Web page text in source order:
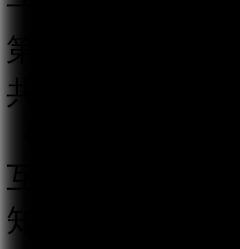
第一条 为规范
共利益，保护公
互联网信息办公
知》，制定本规